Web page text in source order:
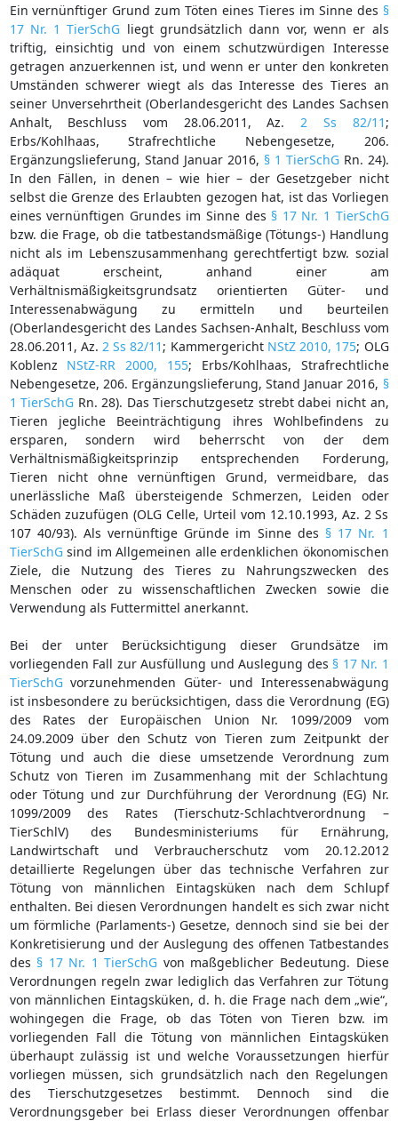
Ein vernünftiger Grund zum Töten eines Tieres im Sinne des §
17 Nr. 1 TierSchG liegt grundsätzlich dann vor, wenn er als
triftig, einsichtig und von einem schutzwürdigen Interesse
getragen anzuerkennen ist, und wenn er unter den konkreten
Umständen schwerer wiegt als das Interesse des Tieres an
seiner Unversehrtheit (Oberlandesgericht des Landes Sachsen
Anhalt, Beschluss vom 28.06.2011, Az. 2 Ss 82/11 ;
Erbs/Kohlhaas, Strafrechtliche Nebengesetze, 206.
Ergänzungslieferung, Stand Januar 2016, § 1 TierSchGRn. 24).
In den Fällen, in denen – wie hier – der Gesetzgeber nicht
selbst die Grenze des Erlaubten gezogen hat, ist das Vorliegen
eines vernünftigen Grundes im Sinne des § 17 Nr. 1 TierSchG
bzw. die Frage, ob die tatbestandsmäßige (Tötungs-) Handlung
nicht als im Lebenszusammenhang gerechtfertigt bzw. sozial
adäquat erscheint, anhand einer am
Verhältnismäßigkeitsgrundsatz orientierten Güter- und
Interessenabwägung zu ermitteln und beurteilen
(Oberlandesgericht des Landes Sachsen-Anhalt, Beschluss vom
28.06.2011, Az. 2 Ss 82/11 ; Kammergericht NStZ 2010, 175; OLG
Koblenz NStZ-RR 2000, 155; Erbs/Kohlhaas, Strafrechtliche
Nebengesetze, 206. Ergänzungslieferung, Stand Januar 2016, §
1 TierSchG Rn. 28). Das Tierschutzgesetz strebt dabei nicht an,
Tieren jegliche Beeinträchtigung ihres Wohlbefindens zu
ersparen, sondern wird beherrscht von der dem
Verhältnismäßigkeitsprinzip entsprechenden Forderung,
Tieren nicht ohne vernünftigen Grund, vermeidbare, das
unerlässliche Maß übersteigende Schmerzen, Leiden oder
Schäden zuzufügen (OLG Celle, Urteil vom 12.10.1993, Az. 2 Ss
107 40/93). Als vernünftige Gründe im Sinne des § 17 Nr. 1
TierSchGsind im Allgemeinen alle erdenklichen ökonomischen
Ziele, die Nutzung des Tieres zu Nahrungszwecken des
Menschen oder zu wissenschaftlichen Zwecken sowie die
Verwendung als Futtermittel anerkannt.
Bei der unter Berücksichtigung dieser Grundsätze im
vorliegenden Fall zur Ausfüllung und Auslegung des § 17 Nr. 1
TierSchGvorzunehmenden Güter- und Interessenabwägung
ist insbesondere zu berücksichtigen, dass die Verordnung (EG)
des Rates der Europäischen Union Nr. 1099/2009 vom
24.09.2009 über den Schutz von Tieren zum Zeitpunkt der
Tötung und auch die diese umsetzende Verordnung zum
Schutz von Tieren im Zusammenhang mit der Schlachtung
oder Tötung und zur Durchführung der Verordnung (EG) Nr.
1099/2009 des Rates (Tierschutz-Schlachtverordnung –
TierSchlV) des Bundesministeriums für Ernährung,
Landwirtschaft und Verbraucherschutz vom 20.12.2012
detaillierte Regelungen über das technische Verfahren zur
Tötung von männlichen Eintagsküken nach dem Schlupf
enthalten. Bei diesen Verordnungen handelt es sich zwar nicht
um förmliche (Parlaments-) Gesetze, dennoch sind sie bei der
Konkretisierung und der Auslegung des offenen Tatbestandes
des § 17 Nr. 1 TierSchG von maßgeblicher Bedeutung. Diese
Verordnungen regeln zwar lediglich das Verfahren zur Tötung
von männlichen Eintagsküken, d. h. die Frage nach dem „wie“,
wohingegen die Frage, ob das Töten von Tieren bzw. im
vorliegenden Fall die Tötung von männlichen Eintagsküken
überhaupt zulässig ist und welche Voraussetzungen hierfür
vorliegen müssen, sich grundsätzlich nach den Regelungen
des Tierschutzgesetzes bestimmt. Dennoch sind die
Verordnungsgeber bei Erlass dieser Verordnungen offenbar